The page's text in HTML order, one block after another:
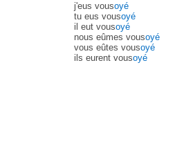
j'eus vousoyé
tu eus vousoyé
il eut vousoyé
nous eûmes vousoyé
vous eûtes vousoyé
ils eurent vousoyé